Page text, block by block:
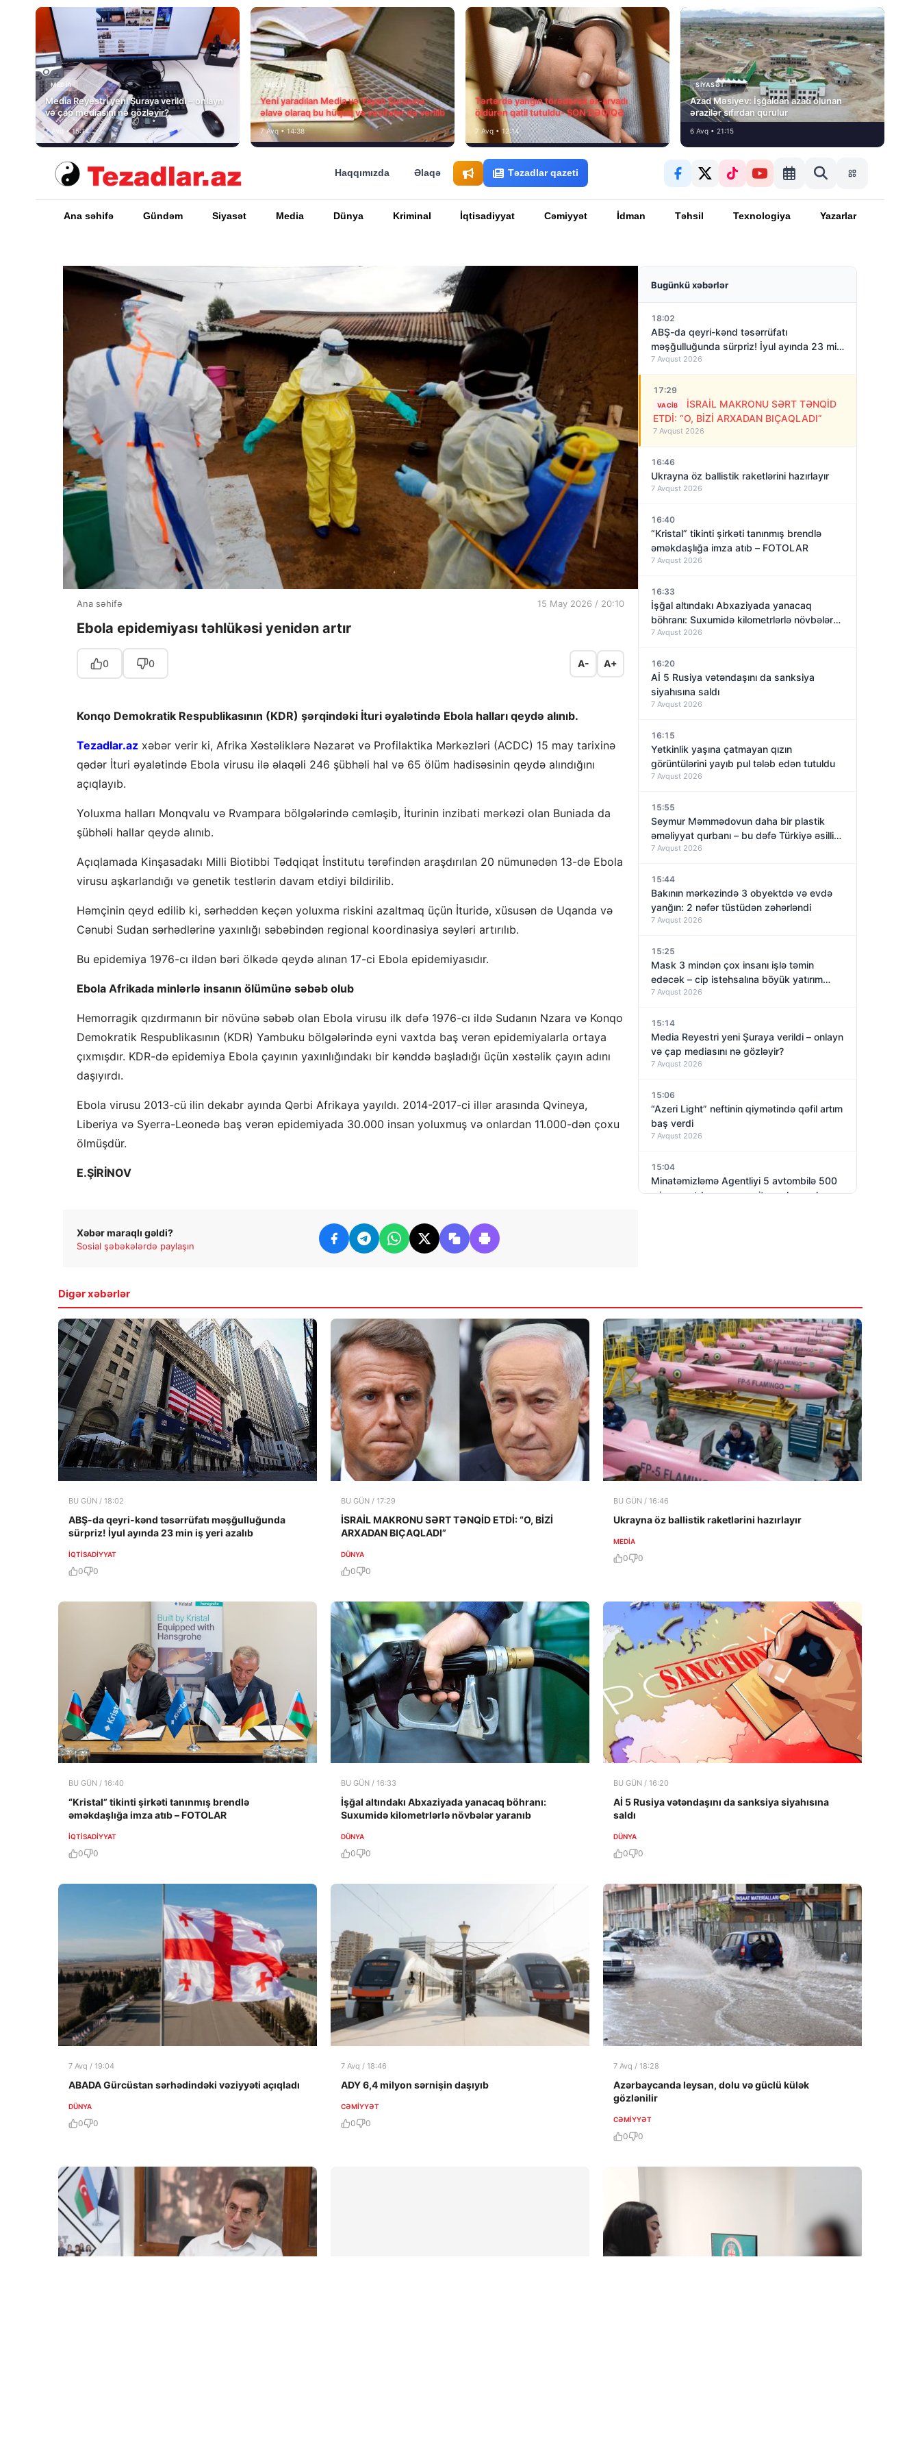
MEDİA
Media Reyestri yeni Şuraya verildi – onlayn
və çap mediasını nə gözləyir?
7 Avq • 15:14
MEDİA
Yeni yaradılan Media və Yayım Şurasına
əlavə olaraq bu hüquq və vəzifələr də verilib
7 Avq • 14:38
Tərtərdə yanğın törədərək ər-arvadı
öldürən qatil tutuldu- SON DƏQİQƏ
7 Avq • 12:14
SIYASƏT
Azad Məsiyev: İşğaldan azad olunan
ərazilər sıfırdan qurulur
6 Avq • 21:15
Haqqımızda Əlaqə Təzadlar qazeti
Ana səhifə Gündəm Siyasət Media Dünya Kriminal İqtisadiyyat Cəmiyyət İdman Təhsil Texnologiya Yazarlar
Ana səhifə 15 May 2026 / 20:10
Ebola epidemiyası təhlükəsi yenidən artır
0 0 A- A+
Konqo Demokratik Respublikasının (KDR) şərqindəki İturi əyalətində Ebola halları qeydə alınıb.
Tezadlar.az xəbər verir ki, Afrika Xəstəliklərə Nəzarət və Profilaktika Mərkəzləri (ACDC) 15 may tarixinə
qədər İturi əyalətində Ebola virusu ilə əlaqəli 246 şübhəli hal və 65 ölüm hadisəsinin qeydə alındığını
açıqlayıb.
Yoluxma halları Monqvalu və Rvampara bölgələrində cəmləşib, İturinin inzibati mərkəzi olan Buniada da
şübhəli hallar qeydə alınıb.
Açıqlamada Kinşasadakı Milli Biotibbi Tədqiqat İnstitutu tərəfindən araşdırılan 20 nümunədən 13-də Ebola
virusu aşkarlandığı və genetik testlərin davam etdiyi bildirilib.
Həmçinin qeyd edilib ki, sərhəddən keçən yoluxma riskini azaltmaq üçün İturidə, xüsusən də Uqanda və
Cənubi Sudan sərhədlərinə yaxınlığı səbəbindən regional koordinasiya səyləri artırılıb.
Bu epidemiya 1976-cı ildən bəri ölkədə qeydə alınan 17-ci Ebola epidemiyasıdır.
Ebola Afrikada minlərlə insanın ölümünə səbəb olub
Hemorragik qızdırmanın bir növünə səbəb olan Ebola virusu ilk dəfə 1976-cı ildə Sudanın Nzara və Konqo
Demokratik Respublikasının (KDR) Yambuku bölgələrində eyni vaxtda baş verən epidemiyalarla ortaya
çıxmışdır. KDR-də epidemiya Ebola çayının yaxınlığındakı bir kənddə başladığı üçün xəstəlik çayın adını
daşıyırdı.
Ebola virusu 2013-cü ilin dekabr ayında Qərbi Afrikaya yayıldı. 2014-2017-ci illər arasında Qvineya,
Liberiya və Syerra-Leonedə baş verən epidemiyada 30.000 insan yoluxmuş və onlardan 11.000-dən çoxu
ölmüşdür.
E.ŞİRİNOV
Xəbər maraqlı gəldi?
Sosial şəbəkələrdə paylaşın
Bugünkü xəbərlər
18:02
ABŞ-da qeyri-kənd təsərrüfatı
məşğulluğunda sürpriz! İyul ayında 23 min
iş yeri azalıb
7 Avqust 2026
17:29
VACIB
İSRAİL MAKRONU SƏRT TƏNQİD
ETDİ: “O, BİZİ ARXADAN BIÇAQLADI”
7 Avqust 2026
16:46
Ukrayna öz ballistik raketlərini hazırlayır
7 Avqust 2026
16:40
“Kristal” tikinti şirkəti tanınmış brendlə
əməkdaşlığa imza atıb – FOTOLAR
7 Avqust 2026
16:33
İşğal altındakı Abxaziyada yanacaq
böhranı: Suxumidə kilometrlərlə növbələr
yaranıb
7 Avqust 2026
16:20
Aİ 5 Rusiya vətəndaşını da sanksiya
siyahısına saldı
7 Avqust 2026
16:15
Yetkinlik yaşına çatmayan qızın
görüntülərini yayıb pul tələb edən tutuldu
7 Avqust 2026
15:55
Seymur Məmmədovun daha bir plastik
əməliyyat qurbanı – bu dəfə Türkiyə əsilli
qadın
7 Avqust 2026
15:44
Bakının mərkəzində 3 obyektdə və evdə
yanğın: 2 nəfər tüstüdən zəhərləndi
7 Avqust 2026
15:25
Mask 3 mindən çox insanı işlə təmin
edəcək – cip istehsalına böyük yatırım
qoyur
7 Avqust 2026
15:14
Media Reyestri yeni Şuraya verildi – onlayn
və çap mediasını nə gözləyir?
7 Avqust 2026
15:06
“Azeri Light” neftinin qiymətində qəfil artım
baş verdi
7 Avqust 2026
15:04
Minatəmizləmə Agentliyi 5 avtombilə 500
min manatdan çox vəsait xərcləyəcək –
14:48
Həftəsonu çimərliklərdə suyun
temperaturu açıqlandı
7 Avqust 2026
Digər xəbərlər
BU GÜN / 18:02
ABŞ-da qeyri-kənd təsərrüfatı məşğulluğunda
sürpriz! İyul ayında 23 min iş yeri azalıb
İQTISADIYYAT
0 0
BU GÜN / 17:29
İSRAİL MAKRONU SƏRT TƏNQİD ETDİ: “O, BİZİ
ARXADAN BIÇAQLADI”
DÜNYA
0 0
BU GÜN / 16:46
Ukrayna öz ballistik raketlərini hazırlayır
MEDİA
0 0
BU GÜN / 16:40
“Kristal” tikinti şirkəti tanınmış brendlə
əməkdaşlığa imza atıb – FOTOLAR
İQTISADIYYAT
0 0
BU GÜN / 16:33
İşğal altındakı Abxaziyada yanacaq böhranı:
Suxumidə kilometrlərlə növbələr yaranıb
DÜNYA
0 0
BU GÜN / 16:20
Aİ 5 Rusiya vətəndaşını da sanksiya siyahısına
saldı
DÜNYA
0 0
7 Avq / 19:04
ABADA Gürcüstan sərhədindəki vəziyyəti açıqladı
DÜNYA
0 0
7 Avq / 18:46
ADY 6,4 milyon sərnişin daşıyıb
CƏMIYYƏT
0 0
7 Avq / 18:28
Azərbaycanda leysan, dolu və güclü külək
gözlənilir
CƏMIYYƏT
0 0